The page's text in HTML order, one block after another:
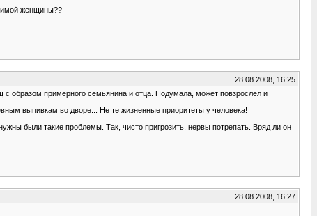
женщины??
28.08.2008, 16:25
с образом примерного семьянина и отца. Подумала, может повзрослел и
выпивкам во дворе... Не те жизненные приоритеты у человека!
были такие проблемы. Так, чисто пригрозить, нервы потрепать. Вряд ли он
28.08.2008, 16:27